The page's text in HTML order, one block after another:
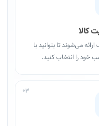
کالا
می‌شوند تا بتوانید با
خود را انتخاب کنید.
03